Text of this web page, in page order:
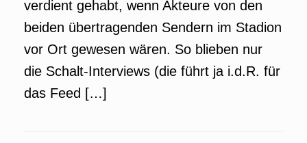
verdient gehabt, wenn Akteure von den
beiden übertragenden Sendern im Stadion
vor Ort gewesen wären. So blieben nur
die Schalt-Interviews (die führt ja i.d.R. für
das Feed […]